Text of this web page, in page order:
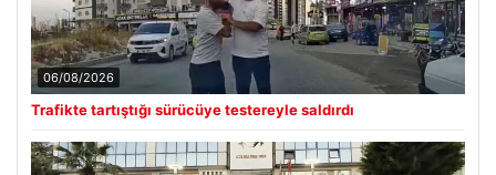
06/08/2026
Trafikte tartıştığı sürücüye testereyle saldırdı